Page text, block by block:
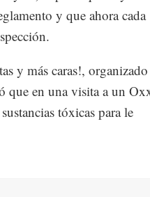
y que ahora cada
y más caras!, organizado
que en una visita a un
tóxicas para le